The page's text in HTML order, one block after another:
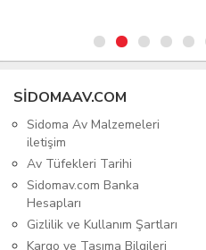
SIDOMAAV.COM
Sidoma Av Malzemeleri
iletişim
Av Tüfekleri Tarihi
Sidomav.com Banka
Hesapları
Gizlilik ve Kullanım Şartları
Kargo ve Taşıma Bilgileri